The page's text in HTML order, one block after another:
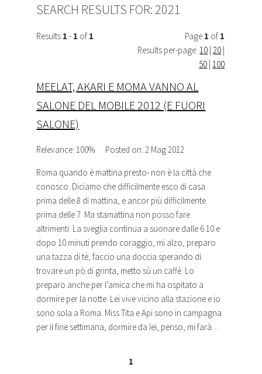
SEARCH RESULTS FOR: 2021
Results 1 - 1 of 1 Page 1 of 1
Results per-page:10 |20 |
50 |100
MEELAT, AKARI E MOMA VANNO AL
SALONE DEL MOBILE 2012 (E FUORI
SALONE)
Relevance: 100% Posted on: 2 Mag 2012
Roma quando è mattina presto- non è la città che
conosco. Diciamo che difficilmente esco di casa
prima delle 8 di mattina, e ancor più difficilmente
prima delle 7. Ma stamattina non posso fare
altrimenti. La sveglia continua a suonare dalle 6.10 e
dopo 10 minuti prendo coraggio, mi alzo, preparo
una tazza di tè, faccio una doccia sperando di
trovare un pò di grinta, metto sù un caffè. Lo
preparo anche per l'amica che mi ha ospitato a
dormire per la notte. Lei vive vicino alla stazione e io
sono sola a Roma. Miss Tita e Api sono in campagna
per il fine settimana, dormire da lei, penso, mi farà…
1